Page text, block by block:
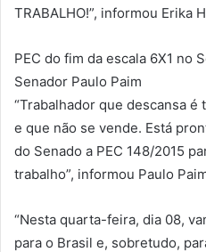
TRABALHO!”, informou Erika
PEC do fim da escala 6X1 no
Senador Paulo Paim
“Trabalhador que descansa
e que não se vende. Está
do Senado a PEC 148/2015
trabalho”, informou Paulo
“Nesta quarta-feira, dia 08,
para o Brasil e, sobretudo,